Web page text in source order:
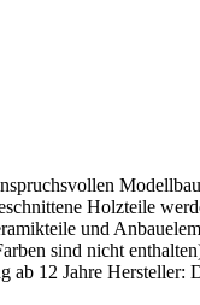
Holzteile
und
sind nicht
ab 12 Jahre